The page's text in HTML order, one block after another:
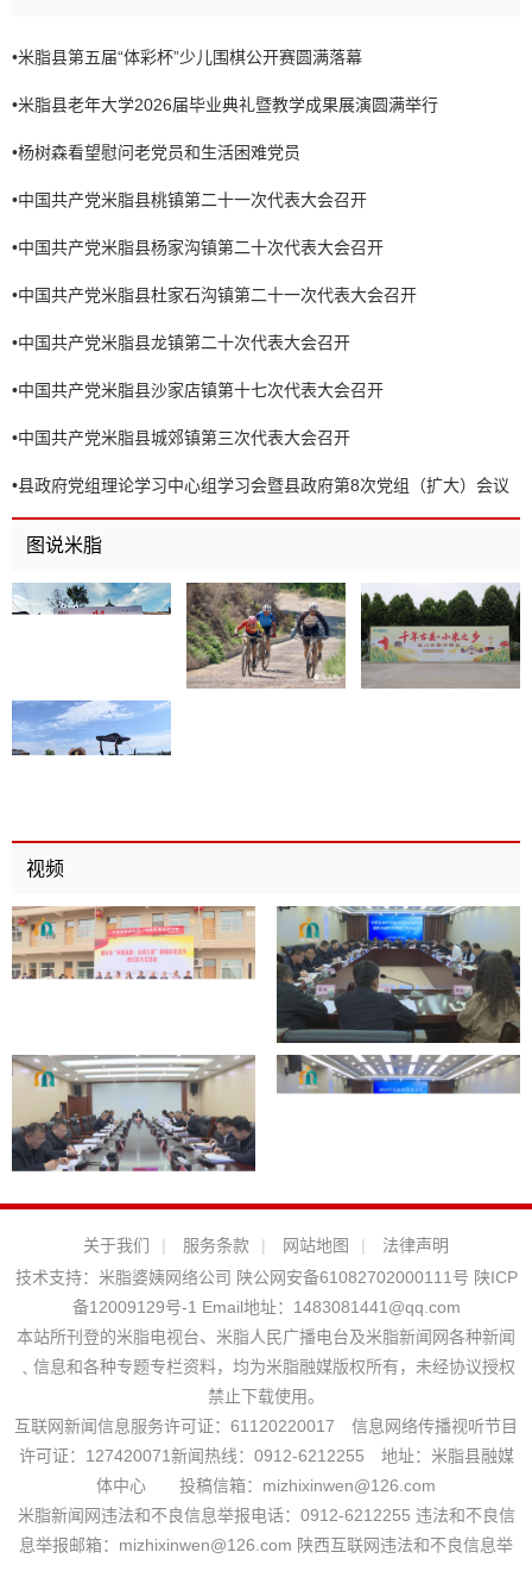
•米脂县第五届“体彩杯”少儿围棋公开赛圆满落幕
•米脂县老年大学2026届毕业典礼暨教学成果展演圆满举行
•杨树森看望慰问老党员和生活困难党员
•中国共产党米脂县桃镇第二十一次代表大会召开
•中国共产党米脂县杨家沟镇第二十次代表大会召开
•中国共产党米脂县杜家石沟镇第二十一次代表大会召开
•中国共产党米脂县龙镇第二十次代表大会召开
•中国共产党米脂县沙家店镇第十七次代表大会召开
•中国共产党米脂县城郊镇第三次代表大会召开
•县政府党组理论学习中心组学习会暨县政府第8次党组（扩大）会议
召开
图说米脂
视频
关于我们 | 服务条款 | 网站地图 |
法律声明
技术支持： 米脂婆姨网络公司 陕公网安备61082702000111号 陕ICP
备12009129号-1 Email地址： 1483081441@qq.com
本站所刊登的米脂电视台、米脂人民广播电台及米脂新闻网各种新闻
﹑信息和各种专题专栏资料，均为米脂融媒版权所有，未经协议授权
禁止下载使用。
互联网新闻信息服务许可证：61120220017 信息网络传播视听节目
许可证：127420071新闻热线：0912-6212255 地址：米脂县融媒
体中心 投稿信箱：mizhixinwen@126.com
米脂新闻网违法和不良信息举报电话：0912-6212255 违法和不良信
息举报邮箱：mizhixinwen@126.com 陕西互联网违法和不良信息举